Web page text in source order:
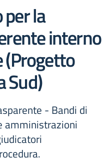
la
interno
(Progetto
Sud)
- Bandi di
amministrazioni